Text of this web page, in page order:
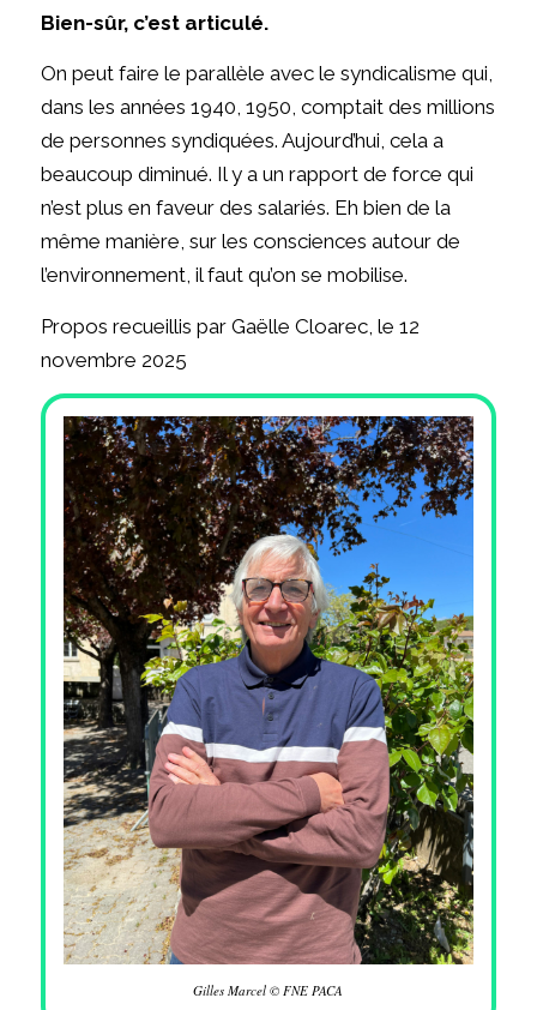
Bien-sûr, c’est articulé.
On peut faire le parallèle avec le syndicalisme qui,
dans les années 1940, 1950, comptait des millions
de personnes syndiquées. Aujourd’hui, cela a
beaucoup diminué. Il y a un rapport de force qui
n’est plus en faveur des salariés. Eh bien de la
même manière, sur les consciences autour de
l’environnement, il faut qu’on se mobilise.
Propos recueillis par Gaëlle Cloarec, le 12
novembre 2025
Gilles Marcel © FNE PACA